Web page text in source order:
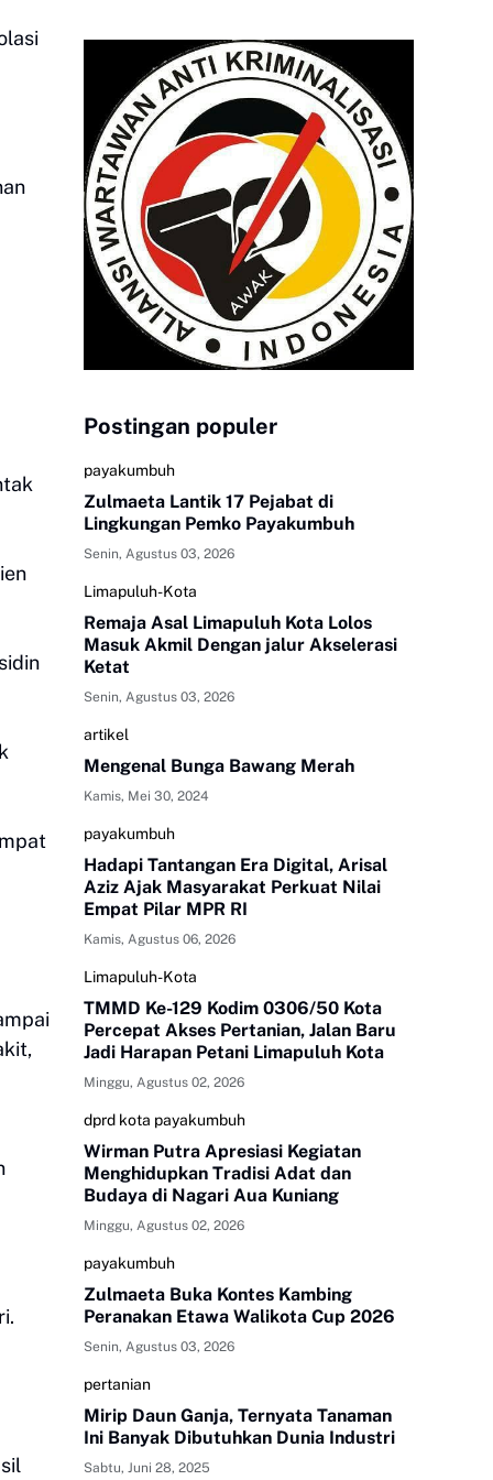
Postingan populer
payakumbuh
Zulmaeta Lantik 17 Pejabat di
Lingkungan Pemko Payakumbuh
Senin, Agustus 03, 2026
Limapuluh-Kota
Remaja Asal Limapuluh Kota Lolos
Masuk Akmil Dengan jalur Akselerasi
Ketat
Senin, Agustus 03, 2026
artikel
Mengenal Bunga Bawang Merah
Kamis, Mei 30, 2024
payakumbuh
Hadapi Tantangan Era Digital, Arisal
Aziz Ajak Masyarakat Perkuat Nilai
Empat Pilar MPR RI
Kamis, Agustus 06, 2026
Limapuluh-Kota
TMMD Ke-129 Kodim 0306/50 Kota
Percepat Akses Pertanian, Jalan Baru
Jadi Harapan Petani Limapuluh Kota
Minggu, Agustus 02, 2026
dprd kota payakumbuh
Wirman Putra Apresiasi Kegiatan
Menghidupkan Tradisi Adat dan
Budaya di Nagari Aua Kuniang
Minggu, Agustus 02, 2026
payakumbuh
Zulmaeta Buka Kontes Kambing
Peranakan Etawa Walikota Cup 2026
Senin, Agustus 03, 2026
pertanian
Mirip Daun Ganja, Ternyata Tanaman
Ini Banyak Dibutuhkan Dunia Industri
Sabtu, Juni 28, 2025